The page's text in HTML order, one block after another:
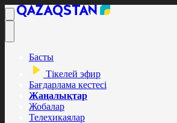
Басты
Тікелей эфир
Бағдарлама кестесі
Жаңалықтар
Жобалар
Телехикаялар